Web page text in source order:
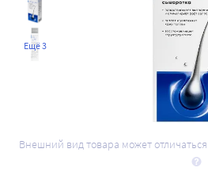
Ещё 3
Внешний вид товара может